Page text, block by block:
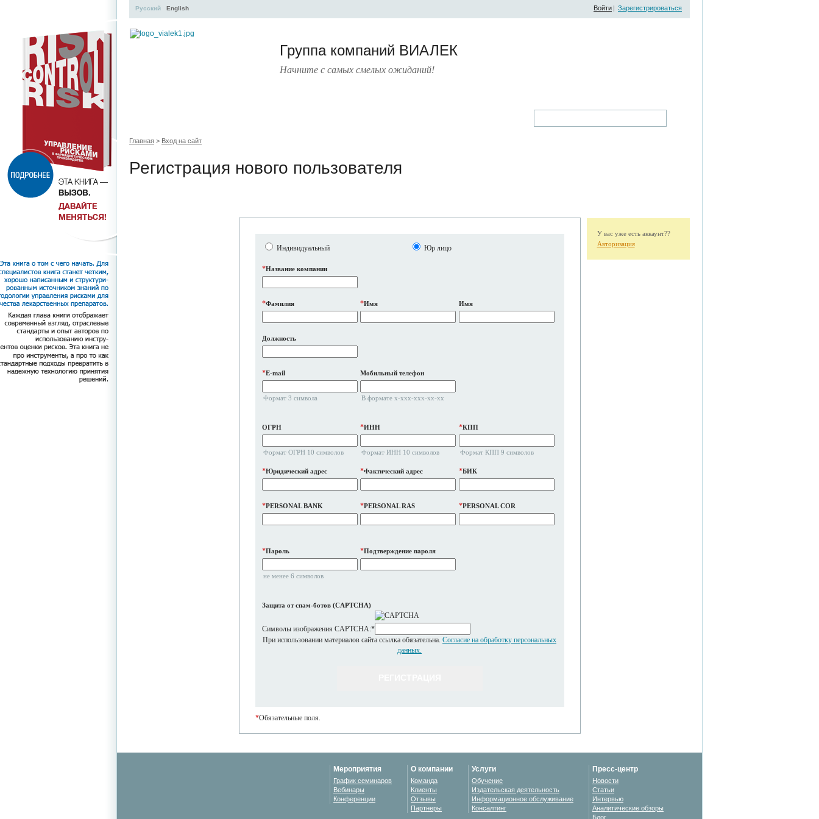
Группа компаний ВИАЛЕК
Начните с самых смелых ожиданий!
Русский English Войти | Зарегистрироваться
Главная > Вход на сайт
Регистрация нового пользователя
Индивидуальный Юр лицо
*Название компании
*Фамилия *Имя Имя
Должность
*E-mail
Формат 3 символа
Мобильный телефон
В формате x-xxx-xxx-xx-xx
ОГРН
Формат ОГРН 10 символов
*ИНН
Формат ИНН 10 символов
*КПП
Формат КПП 9 символов
*Юридический адрес *Фактический адрес *БИК
*PERSONAL BANK *PERSONAL RAS *PERSONAL COR
*Пароль
не менее 6 символов
*Подтверждение пароля
Защита от спам-ботов (CAPTCHA)
Символы изображения CAPTCHA:*
При использовании материалов сайта ссылка обязательна. Согласие на обработку персональных
данных.
*Обязательные поля.
У вас уже есть аккаунт??
Авторизация
Мероприятия
График семинаров
Вебинары
Конференции
О компании
Команда
Клиенты
Отзывы
Партнеры
Услуги
Обучение
Издательская деятельность
Информационное обслуживание
Консалтинг
Пресс-центр
Новости
Статьи
Интервью
Аналитические обзоры
Блог